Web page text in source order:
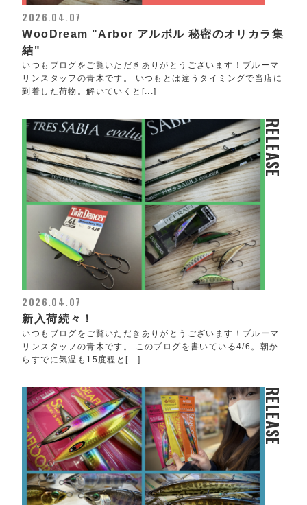
2026.04.07
WooDream "Arbor アルボル 秘密のオリカラ集
結"
いつもブログをご覧いただきありがとうございます！ブルーマ
リンスタッフの青木です。 いつもとは違うタイミングで当店に
到着した荷物。解いていくと[...]
RELEASE
2026.04.07
新入荷続々！
いつもブログをご覧いただきありがとうございます！ブルーマ
リンスタッフの青木です。 このブログを書いている4/6。朝か
らすでに気温も15度程と[...]
RELEASE